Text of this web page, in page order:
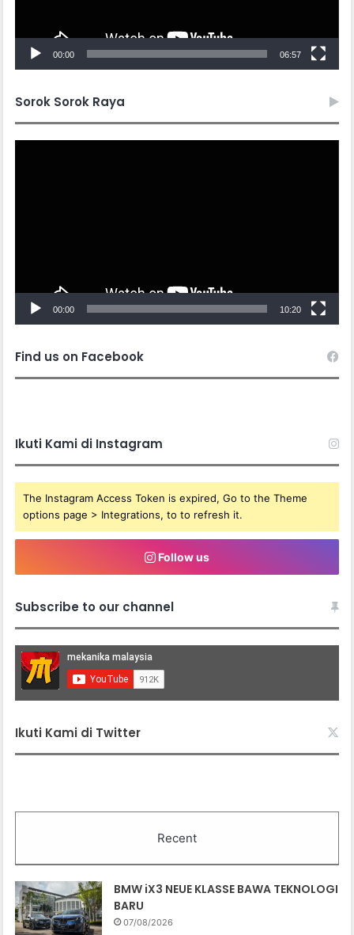
00:00 06:57
Sorok Sorok Raya
00:00 10:20
Find us on Facebook
Ikuti Kami di Instagram
The Instagram Access Token is expired, Go to the Theme
options page > Integrations, to to refresh it.
Follow us
Subscribe to our channel
Ikuti Kami di Twitter
Recent
BMW iX3 NEUE KLASSE BAWA TEKNOLOGI
BARU
07/08/2026